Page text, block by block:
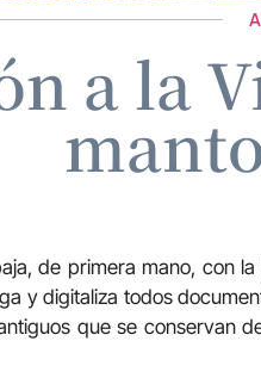
a la
de primera mano, con
y digitaliza todos
que se conservan